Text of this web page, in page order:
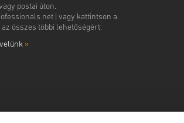
postai úton.
| vagy kattintson a
összes többi lehetőségért:
»